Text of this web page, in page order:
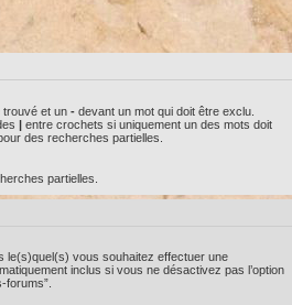
et un -devant un mot qui doit être exclu.
|entre crochets si uniquement un des mots doit
des recherches partielles.
partielles.
le(s)quel(s) vous souhaitez effectuer une
inclus si vous ne désactivez pas l’option